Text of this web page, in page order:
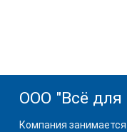
ООО "Всё
Компания